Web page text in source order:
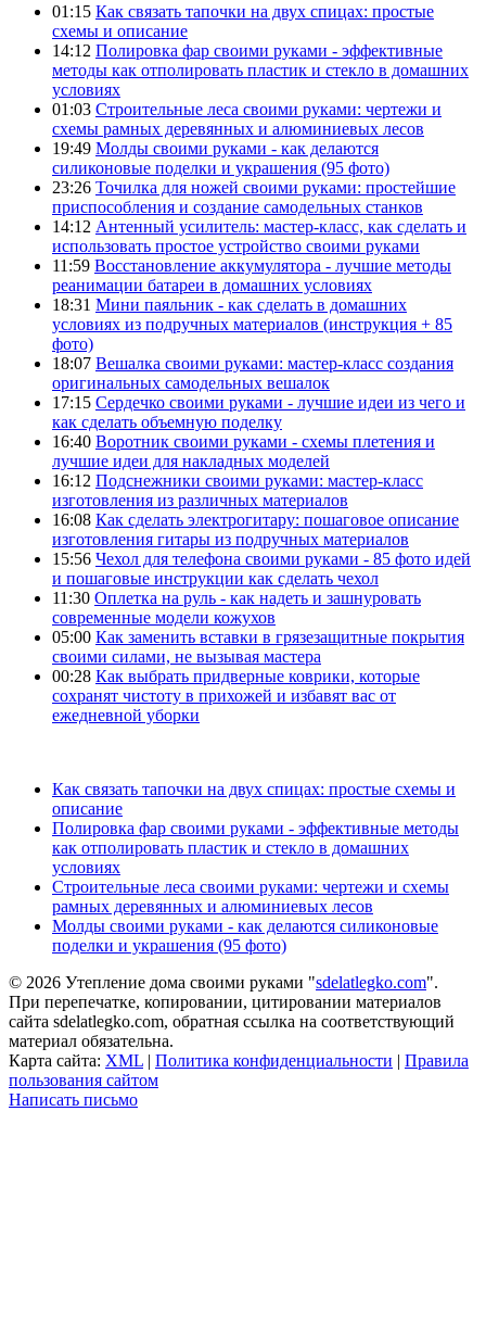
01:15 Как связать тапочки на двух спицах: простые
схемы и описание
14:12 Полировка фар своими руками - эффективные
методы как отполировать пластик и стекло в домашних
условиях
01:03 Строительные леса своими руками: чертежи и
схемы рамных деревянных и алюминиевых лесов
19:49 Молды своими руками - как делаются
силиконовые поделки и украшения (95 фото)
23:26 Точилка для ножей своими руками: простейшие
приспособления и создание самодельных станков
14:12 Антенный усилитель: мастер-класс, как сделать и
использовать простое устройство своими руками
11:59 Восстановление аккумулятора - лучшие методы
реанимации батареи в домашних условиях
18:31 Мини паяльник - как сделать в домашних
условиях из подручных материалов (инструкция + 85
фото)
18:07 Вешалка своими руками: мастер-класс создания
оригинальных самодельных вешалок
17:15 Сердечко своими руками - лучшие идеи из чего и
как сделать объемную поделку
16:40 Воротник своими руками - схемы плетения и
лучшие идеи для накладных моделей
16:12 Подснежники своими руками: мастер-класс
изготовления из различных материалов
16:08 Как сделать электрогитару: пошаговое описание
изготовления гитары из подручных материалов
15:56 Чехол для телефона своими руками - 85 фото идей
и пошаговые инструкции как сделать чехол
11:30 Оплетка на руль - как надеть и зашнуровать
современные модели кожухов
05:00 Как заменить вставки в грязезащитные покрытия
своими силами, не вызывая мастера
00:28 Как выбрать придверные коврики, которые
сохранят чистоту в прихожей и избавят вас от
ежедневной уборки
Как связать тапочки на двух спицах: простые схемы и
описание
Полировка фар своими руками - эффективные методы
как отполировать пластик и стекло в домашних
условиях
Строительные леса своими руками: чертежи и схемы
рамных деревянных и алюминиевых лесов
Молды своими руками - как делаются силиконовые
поделки и украшения (95 фото)
© 2026 Утепление дома своими руками "sdelatlegko.com".
При перепечатке, копировании, цитировании материалов
сайта sdelatlegko.com, обратная ссылка на соответствующий
материал обязательна.
Карта сайта: XML | Политика конфиденциальности | Правила
пользования сайтом
Написать письмо